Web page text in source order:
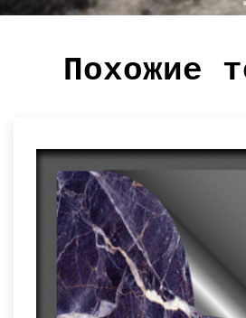
Похожие